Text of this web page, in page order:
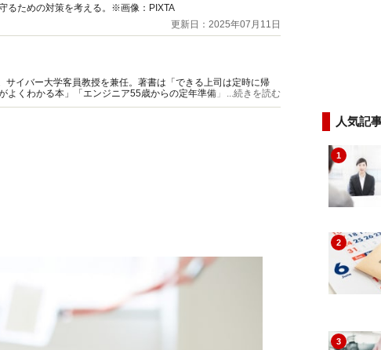
るための対策を考える。※画像：PIXTA
更新日：2025年07月11日
イバー大学客員教授を兼任。著書は「できる上司は定時に帰
よくわかる本」「エンジニア55歳からの定年準備」他。元ヘッ
...続きを読む
人気記
1
2
3